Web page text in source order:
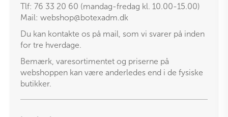
Tlf: 76 33 20 60 (mandag-fredag kl. 10.00-15.00)
Mail: webshop@botexadm.dk
Du kan kontakte os på mail, som vi svarer på inden
for tre hverdage.
Bemærk, varesortimentet og priserne på
webshoppen kan være anderledes end i de fysiske
butikker.